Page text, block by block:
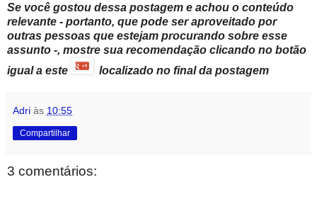
Se você gostou dessa postagem e achou o conteúdo
relevante - portanto, que pode ser aproveitado por
outras pessoas que estejam procurando sobre esse
assunto -, mostre sua recomendação clicando no botão
igual a este
localizado no final da postagem
Adri às 10:55
Compartilhar
3 comentários: